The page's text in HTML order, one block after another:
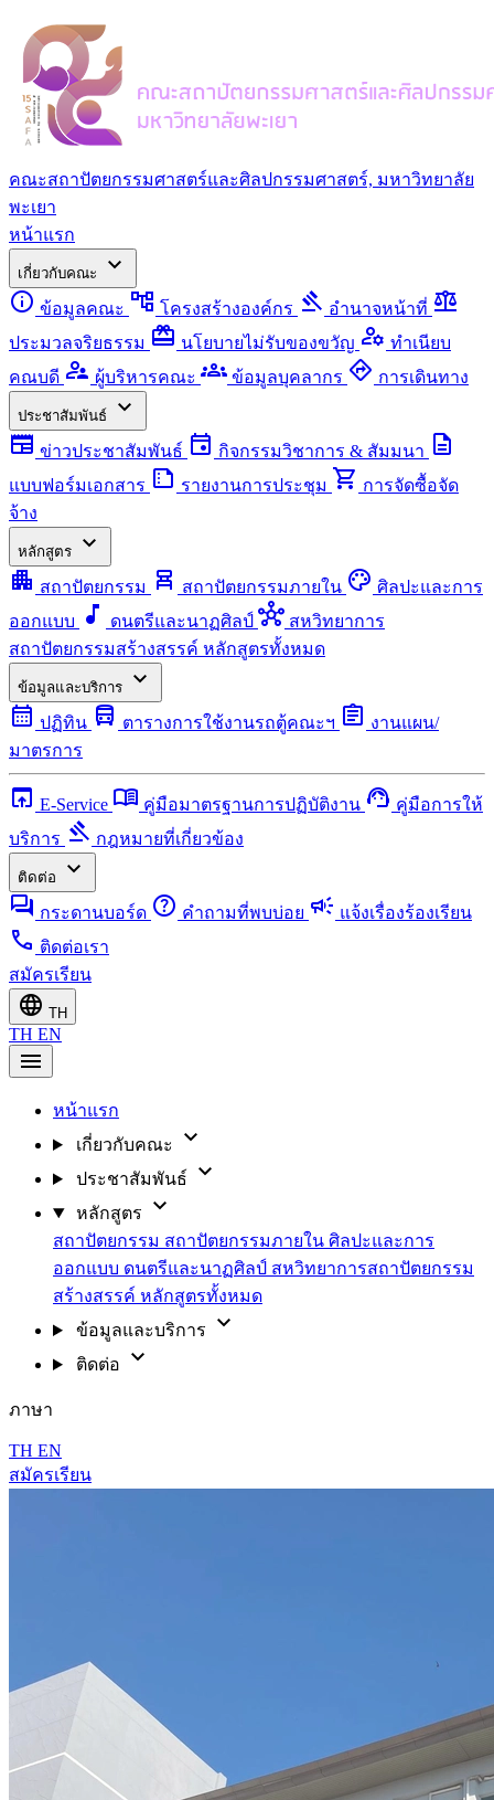
คณะสถาปัตยกรรมศาสตร์และศิลปกรรมศาสตร์, มหาวิทยาลัย
พะเยา
หน้าแรก
เกี่ยวกับคณะ
expand_more
info ข้อมูลคณะ account_tree โครงสร้างองค์กร gavel อำนาจหน้าที่ balance
ประมวลจริยธรรม redeem นโยบายไม่รับของขวัญ manage_accounts ทำเนียบ
คณบดี supervisor_account ผู้บริหารคณะ groups ข้อมูลบุคลากร directions การเดินทาง
ประชาสัมพันธ์
expand_more
newspaper ข่าวประชาสัมพันธ์ event กิจกรรมวิชาการ & สัมมนา description
แบบฟอร์มเอกสาร summarize รายงานการประชุม shopping_cart การจัดซื้อจัด
จ้าง
หลักสูตร
expand_more
apartment สถาปัตยกรรม chair_alt สถาปัตยกรรมภายใน palette ศิลปะและการ
ออกแบบ
music_note ดนตรีและนาฏศิลป์ hub สหวิทยาการ
สถาปัตยกรรมสร้างสรรค์ หลักสูตรทั้งหมด
ข้อมูลและบริการ
expand_more
calendar_month ปฏิทิน directions_bus ตารางการใช้งานรถตู้คณะฯ assignment งานแผน/
มาตรการ
open_in_browser E-Service menu_book คู่มือมาตรฐานการปฏิบัติงาน support_agent คู่มือการให้
บริการ gavel กฎหมายที่เกี่ยวข้อง
ติดต่อ
expand_more
forum กระดานบอร์ด help คำถามที่พบบ่อย campaign แจ้งเรื่องร้องเรียน
call ติดต่อเรา
สมัครเรียน
language TH
TH EN
menu
หน้าแรก
เกี่ยวกับคณะ
expand_more
ประชาสัมพันธ์ expand_more
หลักสูตร expand_more
สถาปัตยกรรม สถาปัตยกรรมภายใน ศิลปะและการ
ออกแบบ ดนตรีและนาฏศิลป์ สหวิทยาการสถาปัตยกรรม
สร้างสรรค์ หลักสูตรทั้งหมด
ข้อมูลและบริการ
expand_more
ติดต่อ expand_more
ภาษา
TH EN
สมัครเรียน